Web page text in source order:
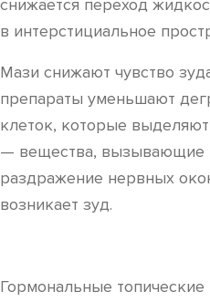
снижается переход
в интерстициальное
Мази снижают чувство
препараты уменьшают
клеток, которые
— вещества, вызывающие
раздражение нервных
возникает зуд.
Гормональные